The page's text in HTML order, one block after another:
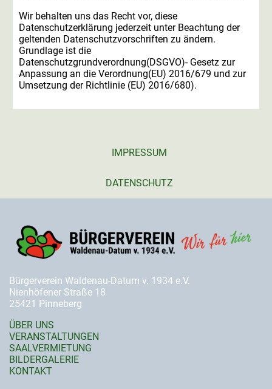
Wir behalten uns das Recht vor, diese
Datenschutzerklärung jederzeit unter Beachtung der
geltenden Datenschutzvorschriften zu ändern.
Grundlage ist die
Datenschutzgrundverordnung(DSGVO)- Gesetz zur
Anpassung an die Verordnung(EU) 2016/679 und zur
Umsetzung der Richtlinie (EU) 2016/680).
IMPRESSUM
DATENSCHUTZ
Bürgerverein Waldenau-Datum v. 1934 e.V.
Nienhöfener Straße 18
25421 Pinneberg
ÜBER UNS
VERANSTALTUNGEN
SAALVERMIETUNG
BILDERGALERIE
KONTAKT